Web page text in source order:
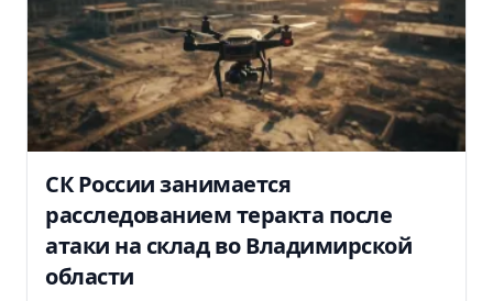
СК России занимается
расследованием теракта после
атаки на склад во Владимирской
области